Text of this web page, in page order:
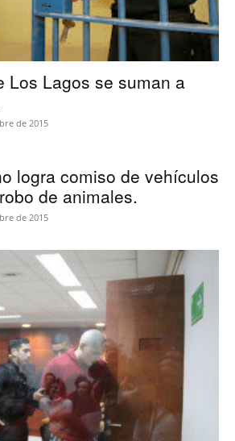
Los Lagos se suman a
de 2015
logra comiso de vehículos
de animales.
de 2015